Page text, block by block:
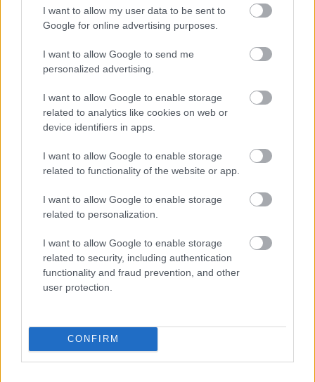
I want to allow my user data to be sent to
Google for online advertising purposes.
I want to allow Google to send me
personalized advertising.
I want to allow Google to enable storage
related to analytics like cookies on web or
device identifiers in apps.
I want to allow Google to enable storage
related to functionality of the website or app.
I want to allow Google to enable storage
related to personalization.
I want to allow Google to enable storage
related to security, including authentication
functionality and fraud prevention, and other
user protection.
CONFIRM
Az idei év leglassabb növekedését hozta a június a
kiskereskedelemben
Bár a hazai kiskereskedelmi forgalom idén júniusban is
bővülni tudott, a növekedési ütem jelentősen lelassult a...
Magyarország